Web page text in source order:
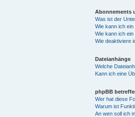
Abonnements
Was ist der
Wie kann ich
Wie kann ich
Wie deaktiviere
Dateianhänge
Welche
Kann ich eine
phpBB
Wer hat diese
Warum ist
An wen soll ich